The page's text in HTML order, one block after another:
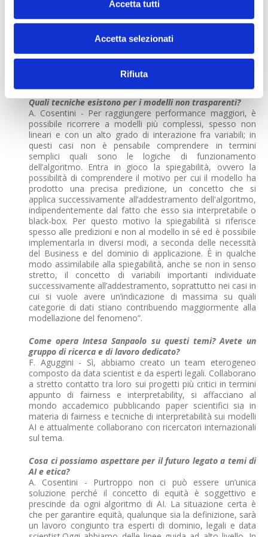
Accetta tutti
Accetta selezionati
Rifiuta
famiglia delle regressioni lineari e logistiche che tuttavia
raggiungono performance spesso inferiori rispetto ad
alternative meno trasparenti, come ad esempio le reti
neurali. In ultimo, l’interpretabilità è legata altresì alla
centinaia di variabili, e di conseguenza apprende altrettanti
parametri, non è sicuramente immediato comprendere le
Quali tecniche esistono per i modelli non trasparenti?
A. Cosentini - Per raggiungere performance maggiori, è
possibile ricorrere a modelli più complessi, spesso non
lineari e con un alto grado di interazione fra variabili; in
questi casi non è pensabile comprendere in termini
semplici quali sono le logiche di funzionamento
dell’algoritmo. Entra in gioco la spiegabilità, ovvero la
possibilità di comprendere il motivo per cui il modello ha
prodotto una precisa predizione, un concetto che si
applica successivamente all’addestramento dell'algoritmo,
indipendentemente dal fatto che esso sia interpretabile o
black-box. Per questo motivo la spiegabilità si riferisce
spesso alle predizioni e non al modello in sé ed è possibile
implementarla in diversi modi, a seconda delle necessità
del Business e del dominio di applicazione. È in qualche
modo assimilabile alla spiegabilità, anche se non in senso
stretto, il concetto di variabili importanti individuate
successivamente all’addestramento, soprattutto nei casi in
cui si vuole avere un’indicazione di massima su quali
categorie di dati stiano contribuendo maggiormente alla
modellazione del fenomeno”.
Come opera Intesa Sanpaolo su questi temi? Avete un
gruppo di ricerca e di lavoro dedicato?
F. Aguggini - Sì, abbiamo creato un team eterogeneo
composto da data scientist e da esperti legali. Collaborano
a stretto contatto tra loro sui progetti più critici in termini
appunto di fairness e interpretability, si affacciano al
mondo accademico pubblicando paper scientifici sia in
materia di fairness e tecniche di interpretabilità sui modelli
AI e attualmente collaborano con ricercatori internazionali
sul tema.
Cosa ci possiamo aspettare per il futuro legato a temi di
AI e etica?
A. Cosentini - Purtroppo non ci può essere un’unica
soluzione perché il concetto di equità è soggettivo e
prescinde da ogni algoritmo di AI. La situazione certa è
che per garantire equità, qualunque sia la definizione, sarà
un lavoro congiunto tra esperti di dominio, legali e data